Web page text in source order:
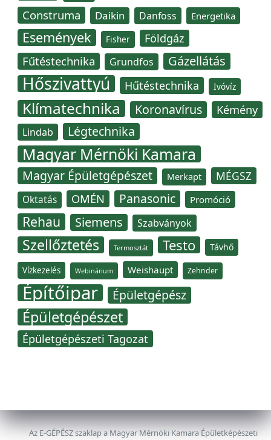
Construma Daikin Danfoss Energetika
Események Fisher Földgáz
Fűtéstechnika Grundfos Gázellátás
Hőszivattyú Hűtéstechnika Ivóvíz
Klímatechnika Koronavírus Kémény
Lindab Légtechnika
Magyar Mérnöki Kamara
Magyar Épületgépészet Merkapt MÉGSZ
Oktatás OMÉN Panasonic Promóció
Rehau Siemens Szabványok
Szellőztetés Termosztát Testo Távhő
Vízkezelés Webinárium Weishaupt Zehnder
Építőipar Épületgépész
Épületgépészet
Épületgépészeti Tagozat
Az E-GÉPÉSZ szaklap a Magyar Mérnöki Kamara Épületképészeti